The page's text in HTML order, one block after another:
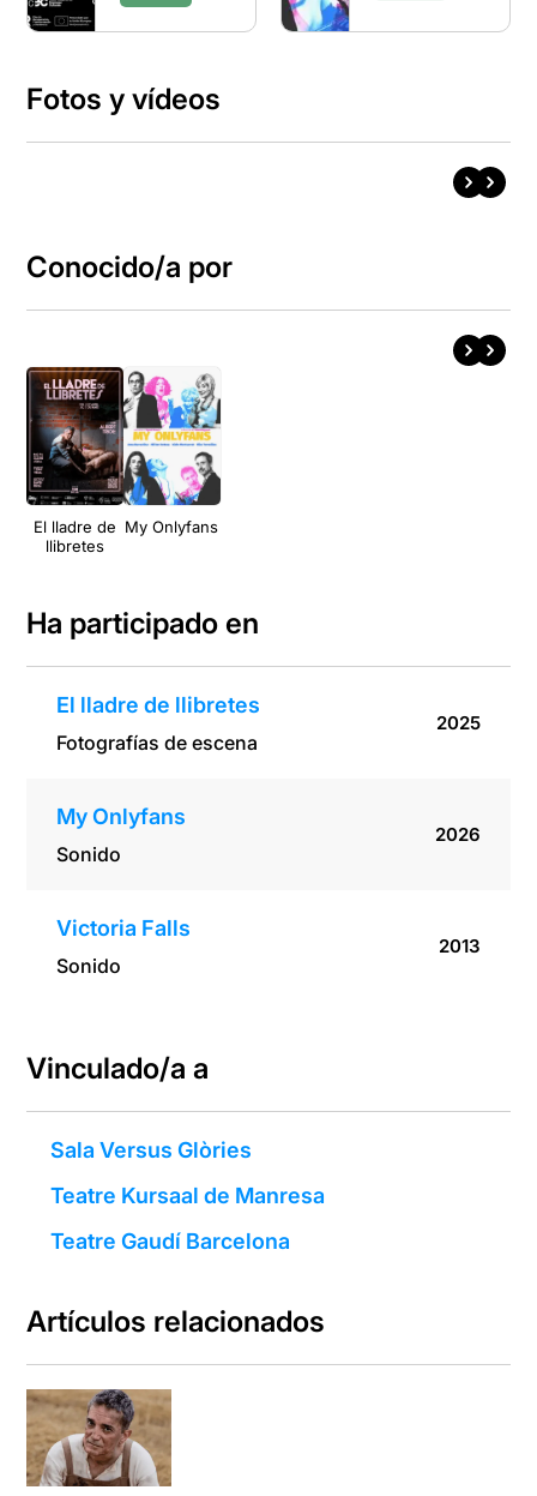
Fotos y vídeos
Conocido/a por
El lladre de
llibretes
My Onlyfans
Ha participado en
El lladre de llibretes
Fotografías de escena
2025
My Onlyfans
Sonido
2026
Victoria Falls
Sonido
2013
Vinculado/a a
Sala Versus Glòries
Teatre Kursaal de Manresa
Teatre Gaudí Barcelona
Artículos relacionados